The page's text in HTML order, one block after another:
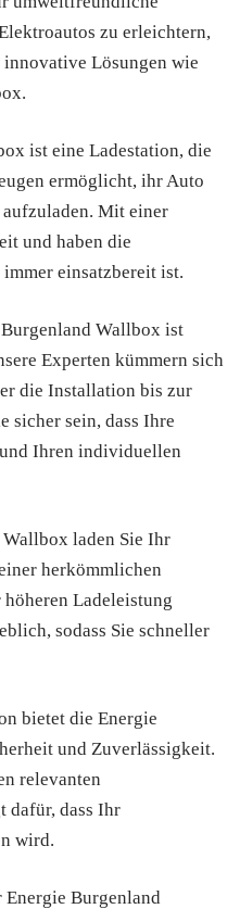
zu erleichtern,
Lösungen wie
ist eine Ladestation, die
ermöglicht, ihr Auto
aufzuladen. Mit einer
und haben die
einsatzbereit ist.
Wallbox ist
Experten kümmern sich
die Installation bis zur
sicher sein, dass Ihre
Ihren individuellen
laden Sie Ihr
herkömmlichen
Ladeleistung
sodass Sie schneller
bietet die Energie
und Zuverlässigkeit.
relevanten
dafür, dass Ihr
wird.
Energie Burgenland